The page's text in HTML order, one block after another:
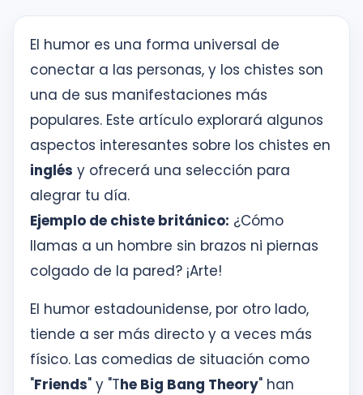
Intranet
KOE
SISK
Solicitudes
El humor es una forma universal de
conectar a las personas, y los chistes son
una de sus manifestaciones más
populares. Este artículo explorará algunos
aspectos interesantes sobre los chistes en
inglés y ofrecerá una selección para
alegrar tu día.
Ejemplo de chiste británico: ¿Cómo
llamas a un hombre sin brazos ni piernas
colgado de la pared? ¡Arte!
El humor estadounidense, por otro lado,
tiende a ser más directo y a veces más
físico. Las comedias de situación como
"Friends" y "The Big Bang Theory" han